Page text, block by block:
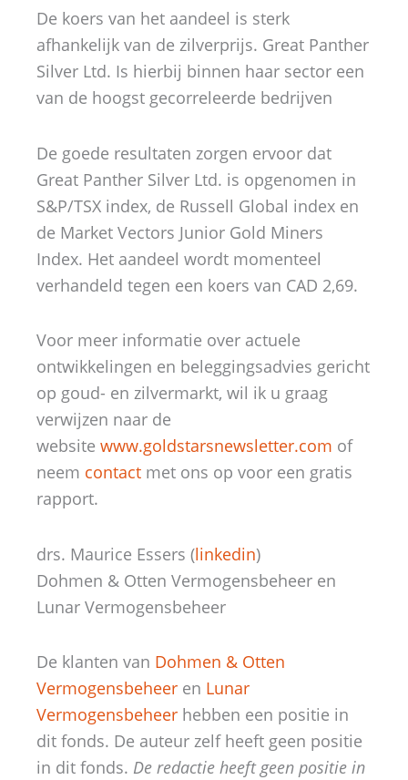
De koers van het aandeel is sterk
afhankelijk van de zilverprijs. Great Panther
Silver Ltd. Is hierbij binnen haar sector een
van de hoogst gecorreleerde bedrijven
De goede resultaten zorgen ervoor dat
Great Panther Silver Ltd. is opgenomen in
S&P/TSX index, de Russell Global index en
de Market Vectors Junior Gold Miners
Index. Het aandeel wordt momenteel
verhandeld tegen een koers van CAD 2,69.
Voor meer informatie over actuele
ontwikkelingen en beleggingsadvies gericht
op goud- en zilvermarkt, wil ik u graag
verwijzen naar de
website www.goldstarsnewsletter.com of
neem contact met ons op voor een gratis
rapport.
drs. Maurice Essers (linkedin)
Dohmen & Otten Vermogensbeheer en
Lunar Vermogensbeheer
De klanten van Dohmen & Otten
Vermogensbeheer en Lunar
Vermogensbeheer hebben een positie in
dit fonds. De auteur zelf heeft geen positie
in dit fonds. De redactie heeft geen positie in